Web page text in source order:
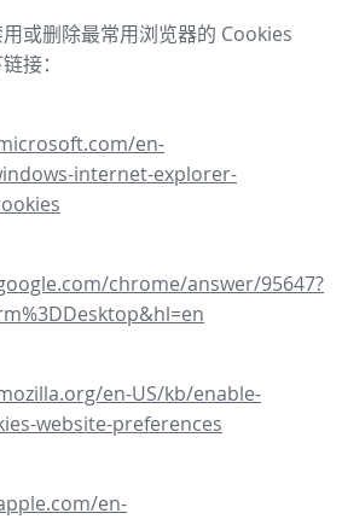
或删除最常用浏览器的 Cookies
接：
en-
internet-explorer-
chrome/answer/95647?
en-US/kb/enable-
website-preferences
en-